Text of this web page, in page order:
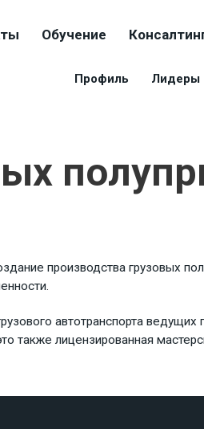
Обучение
Профиль Лидеры
производства грузовых
автотранспорта ведущих
также лицензированная